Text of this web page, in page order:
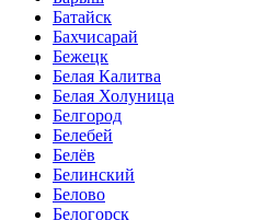
Батайск
Бахчисарай
Бежецк
Белая Калитва
Белая Холуница
Белгород
Белебей
Белёв
Белинский
Белово
Белогорск